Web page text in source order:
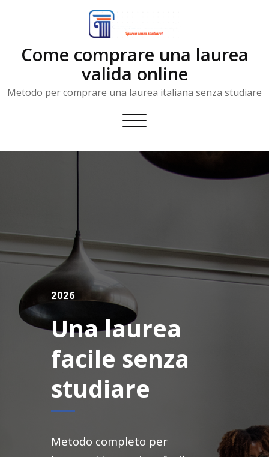
Come comprare una laurea
valida online
Metodo per comprare una laurea italiana senza studiare
Toggle
2026
Una laurea
facile senza
studiare
Metodo completo per